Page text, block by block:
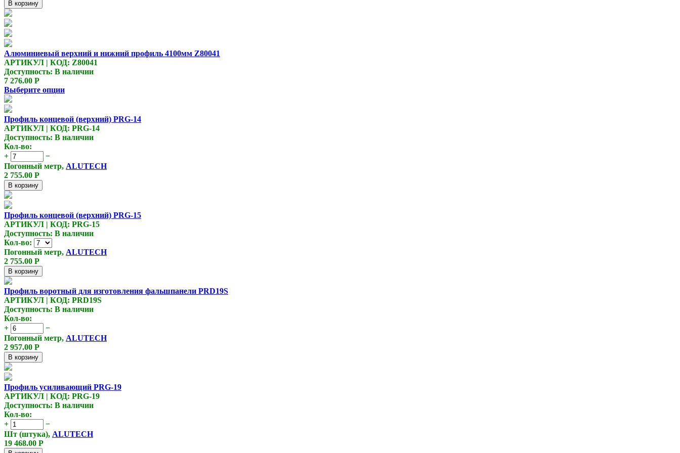
В корзину
Алюминиевый верхний и нижний профиль 4100мм Z80041
АРТИКУЛ | КОД: Z80041
Доступность: В наличии
7 276.00 Р
Выберите опции
Профиль концевой (верхний) PRG-14
АРТИКУЛ | КОД: PRG-14
Доступность: В наличии
Кол-во:
+
−
Погонный метр, ALUTECH
2 755.00 Р
В корзину
Профиль концевой (верхний) PRG-15
АРТИКУЛ | КОД: PRG-15
Доступность: В наличии
Кол-во:
Погонный метр, ALUTECH
2 755.00 Р
В корзину
Профиль воротный для изготовления фальшпанели PRD19S
АРТИКУЛ | КОД: PRD19S
Доступность: В наличии
Кол-во:
+
−
Погонный метр, ALUTECH
2 957.00 Р
В корзину
Профиль усиливающий PRG-19
АРТИКУЛ | КОД: PRG-19
Доступность: В наличии
Кол-во:
+
−
Шт (штука), ALUTECH
19 468.00 Р